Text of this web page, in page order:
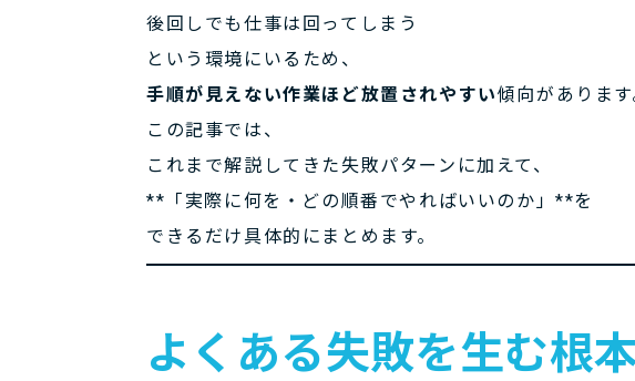
後回しでも仕事は回ってしまう
という環境にいるため、
手順が見えない作業ほど放置されやすい傾向があります
この記事では、
これまで解説してきた失敗パターンに加えて、
**「実際に何を・どの順番でやればいいのか」**を
できるだけ具体的にまとめます。
よくある失敗を生む根